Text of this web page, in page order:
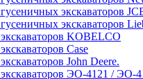
экскаваторов
экскаваторов
KOBELCO
Case
John Deere.
экскаваторов ЭО-4121 /